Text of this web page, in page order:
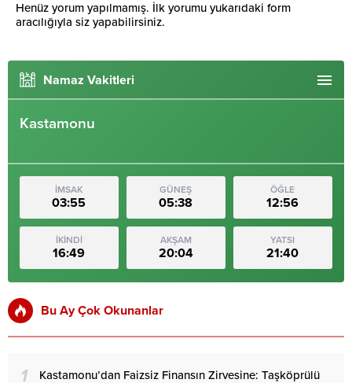
Henüz yorum yapılmamış. İlk yorumu yukarıdaki form
aracılığıyla siz yapabilirsiniz.
Namaz Vakitleri
Kastamonu
İMSAK
03:55
GÜNEŞ
05:38
ÖĞLE
12:56
İKİNDİ
16:49
AKŞAM
20:04
YATSI
21:40
Bu Ay Çok Okunanlar
1 Kastamonu’dan Faizsiz Finansın Zirvesine: Taşköprülü